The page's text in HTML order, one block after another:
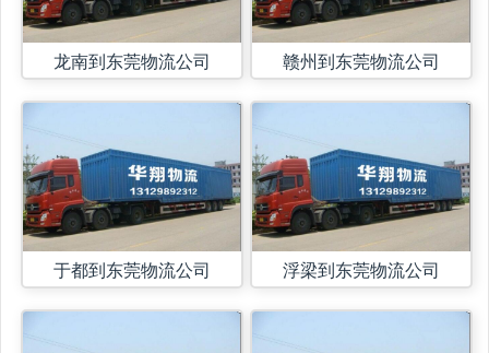
龙南到东莞物流公司
于都到东莞物流公司
赣州到东莞物流公司
浮梁到东莞物流公司